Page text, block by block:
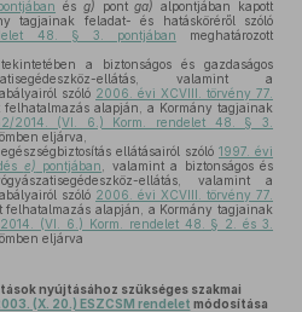
és g) pontga) alpontjában kapott
tagjainak feladat- és hatásköréről szóló
48. § 3. pontjában meghatározott
a biztonságos és gazdaságos
ellátás, valamint a
szóló 2006. évi XCVIII. törvény 77.
felhatalmazás alapján, a Kormány tagjainak
2014. (VI. 6.) Korm. rendelet 48. § 3.
eljárva,
ellátásairól szóló 1997. évi
e) pontjában
, valamint a biztonságos és
ellátás, valamint a
szóló 2006. évi XCVIII. törvény 77.
felhatalmazás alapján, a Kormány tagjainak
2014. (VI. 6.) Korm. rendelet 48. § 2. és 3.
eljárva
nyújtásához szükséges szakmai
(X. 20.) ESZCSM rendelet módosítása